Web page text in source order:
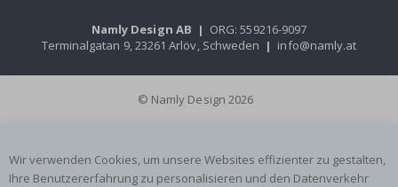
Namly Design AB | ORG: 559216-9097
Terminalgatan 9, 23261 Arlöv, Schweden | info@namly.at
© Namly Design 2026
Wir verwenden Cookies, um unsere Websites effizienter zu gestalten,
Ihre Benutzererfahrung zu personalisieren und den Datenverkehr